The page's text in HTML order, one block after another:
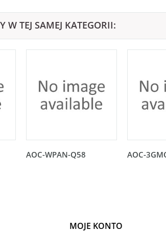
W TEJ SAMEJ KATEGORII:
AOC-WPAN-Q58 AOC-
MOJE KONTO